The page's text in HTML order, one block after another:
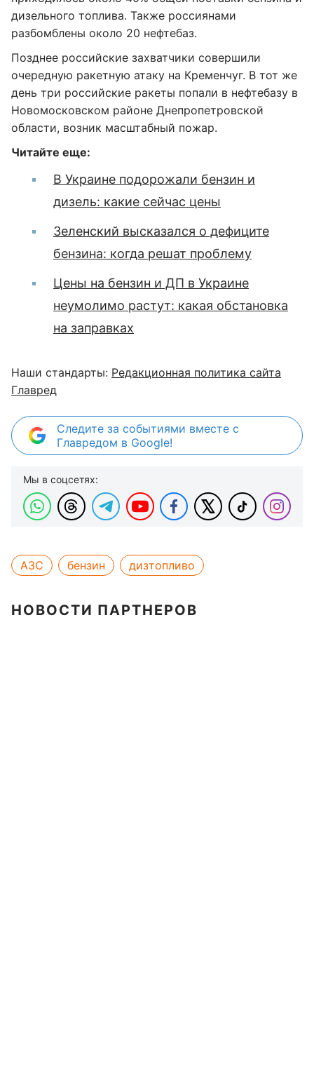
дизельного топлива. Также россиянами
разбомблены около 20 нефтебаз.
Позднее российские захватчики совершили
очередную ракетную атаку на Кременчуг. В тот же
день три российские ракеты попали в нефтебазу в
Новомосковском районе Днепропетровской
области, возник масштабный пожар.
Читайте еще:
В Украине подорожали бензин и
дизель: какие сейчас цены
Зеленский высказался о дефиците
бензина: когда решат проблему
Цены на бензин и ДП в Украине
неумолимо растут: какая обстановка
на заправках
Наши стандарты: Редакционная политика сайта
Главред
Следите за событиями вместе с
Главредом в Google!
Мы в соцсетях:
АЗС бензин дизтопливо
НОВОСТИ ПАРТНЕРОВ